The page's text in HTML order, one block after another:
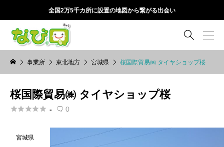
全国2万5千カ所に設置の地図から繋がる出会い

事業所 東北地方 宮城県 桜国際貿易㈱ タイヤショップ桜
桜国際貿易㈱ タイヤショップ桜
 -  0
宮城県